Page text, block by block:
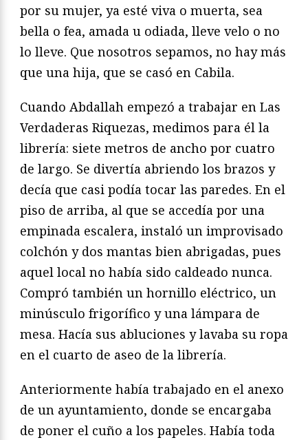
por su mujer, ya esté viva o muerta, sea
bella o fea, amada u odiada, lleve velo o no
lo lleve. Que nosotros sepamos, no hay más
que una hija, que se casó en Cabila.
Cuando Abdallah empezó a trabajar en Las
Verdaderas Riquezas, medimos para él la
librería: siete metros de ancho por cuatro
de largo. Se divertía abriendo los brazos y
decía que casi podía tocar las paredes. En el
piso de arriba, al que se accedía por una
empinada escalera, instaló un improvisado
colchón y dos mantas bien abrigadas, pues
aquel local no había sido caldeado nunca.
Compró también un hornillo eléctrico, un
minúsculo frigorífico y una lámpara de
mesa. Hacía sus abluciones y lavaba su ropa
en el cuarto de aseo de la librería.
Anteriormente había trabajado en el anexo
de un ayuntamiento, donde se encargaba
de poner el cuño a los papeles. Había toda